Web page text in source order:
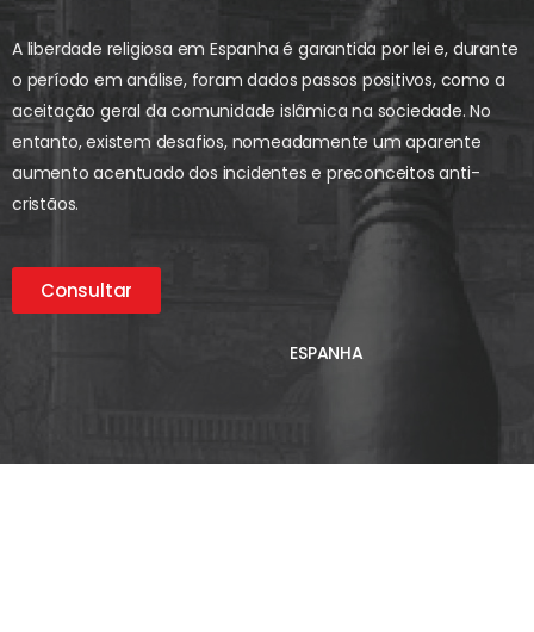
A liberdade religiosa em Espanha é garantida por lei e, durante
o período em análise, foram dados passos positivos, como a
aceitação geral da comunidade islâmica na sociedade. No
entanto, existem desafios, nomeadamente um aparente
aumento acentuado dos incidentes e preconceitos anti-
cristãos.
Consultar
ESPANHA